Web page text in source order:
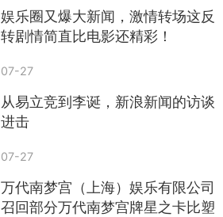
娱乐圈又爆大新闻，激情转场这反
转剧情简直比电影还精彩！
07-27
从易立竞到李诞，新浪新闻的访谈
进击
07-27
万代南梦宫（上海）娱乐有限公司
召回部分万代南梦宫牌星之卡比塑